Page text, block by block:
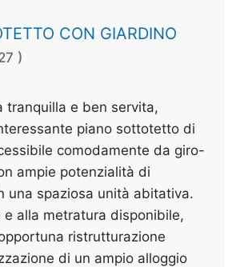
CON GIARDINO
)
tranquilla e ben servita,
piano sottotetto di
comodamente da giro-
ampie potenzialità di
una spaziosa unità abitativa.
e alla metratura disponibile,
ristrutturazione
di un ampio alloggio